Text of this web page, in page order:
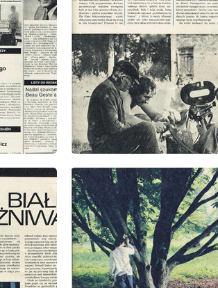
wydanie: 33/1978